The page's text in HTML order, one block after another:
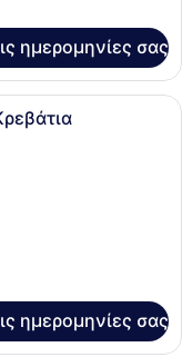
ημερομηνίες σας
Περισσότερα από
ημερομηνίες σας